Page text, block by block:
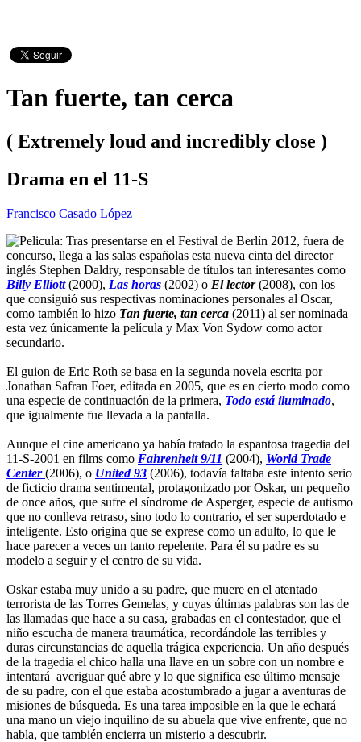
Tan fuerte, tan cerca
( Extremely loud and incredibly close )
Drama en el 11-S
Francisco Casado López
Tras presentarse en el Festival de Berlín 2012, fuera de
concurso, llega a las salas españolas esta nueva cinta del director
inglés Stephen Daldry, responsable de títulos tan interesantes como
Billy Elliott(2000), Las horas (2002) o El lector(2008), con los
que consiguió sus respectivas nominaciones personales al Oscar,
como también lo hizo Tan fuerte, tan cerca (2011) al ser nominada
esta vez únicamente la película y Max Von Sydow como actor
secundario.
El guion de Eric Roth se basa en la segunda novela escrita por
Jonathan Safran Foer, editada en 2005, que es en cierto modo como
una especie de continuación de la primera, Todo está iluminado,
que igualmente fue llevada a la pantalla.
Aunque el cine americano ya había tratado la espantosa tragedia del
11-S-2001 en films como Fahrenheit 9/11 (2004), World Trade
Center(2006), o United 93 (2006), todavía faltaba este intento serio
de ficticio drama sentimental, protagonizado por Oskar, un pequeño
de once años, que sufre el síndrome de Asperger, especie de autismo
que no conlleva retraso, sino todo lo contrario, el ser superdotado e
inteligente. Esto origina que se exprese como un adulto, lo que le
hace parecer a veces un tanto repelente. Para él su padre es su
modelo a seguir y el centro de su vida.
Oskar estaba muy unido a su padre, que muere en el atentado
terrorista de las Torres Gemelas, y cuyas últimas palabras son las de
las llamadas que hace a su casa, grabadas en el contestador, que el
niño escucha de manera traumática, recordándole las terribles y
duras circunstancias de aquella trágica experiencia. Un año después
de la tragedia el chico halla una llave en un sobre con un nombre e
intentará averiguar qué abre y lo que significa ese último mensaje
de su padre, con el que estaba acostumbrado a jugar a aventuras de
misiones de búsqueda. Es una tarea imposible en la que le echará
una mano un viejo inquilino de su abuela que vive enfrente, que no
habla, que también encierra un misterio a descubrir.